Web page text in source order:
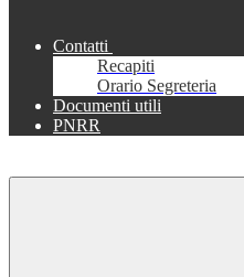
Contatti
Recapiti
Orario Segreteria
Documenti utili
PNRR